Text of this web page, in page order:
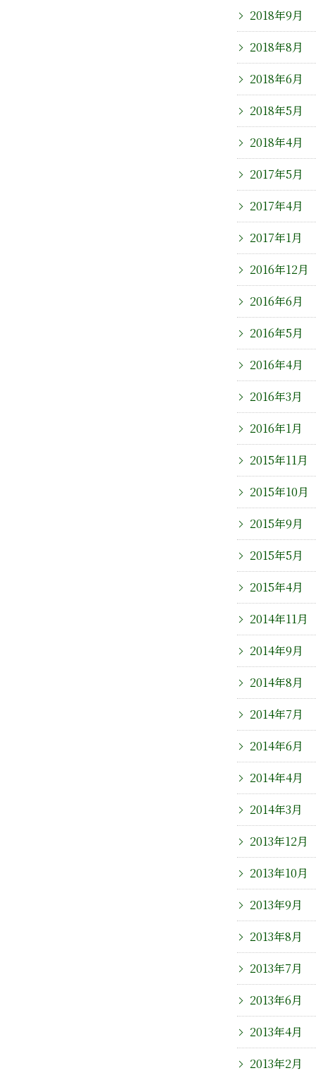
2018年9月
2018年8月
2018年6月
2018年5月
2018年4月
2017年5月
2017年4月
2017年1月
2016年12月
2016年6月
2016年5月
2016年4月
2016年3月
2016年1月
2015年11月
2015年10月
2015年9月
2015年5月
2015年4月
2014年11月
2014年9月
2014年8月
2014年7月
2014年6月
2014年4月
2014年3月
2013年12月
2013年10月
2013年9月
2013年8月
2013年7月
2013年6月
2013年4月
2013年2月